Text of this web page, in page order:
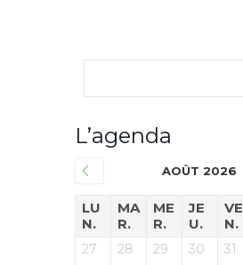
L’agenda
AOÛT 2026
LU
N.
MA
R.
ME
R.
JE
U.
VE
N.
27 28 29 30 31